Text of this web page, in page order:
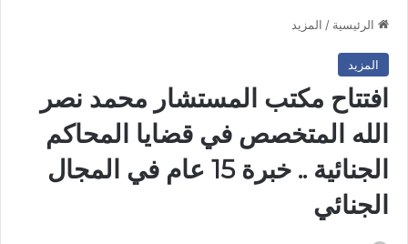
الرئيسية / المزيد
المزيد
افتتاح مكتب المستشار محمد نصر
الله المتخصص في قضايا المحاكم
الجنائية .. خبرة 15 عام في المجال
الجنائي